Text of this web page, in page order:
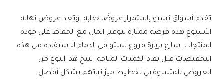
تقدم أسواق نستو باستمرار عروضًا جذابة، وتعد عروض نهاية
الأسبوع هذه فرصة ممتازة لتوفير المال مع الحفاظ على جودة
المنتجات. سارع بزيارة فروع نستو في الدمام للاستفادة من هذه
التخفيضات قبل نفاذ الكميات المتاحة. يتيح هذا النوع من
العروض للمتسوقين تخطيط ميزانياتهم بشكل أفضل.